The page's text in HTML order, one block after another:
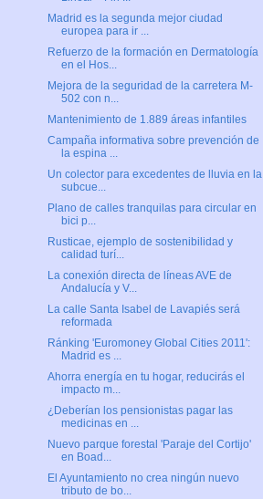
Madrid es la segunda mejor ciudad
europea para ir ...
Refuerzo de la formación en Dermatología
en el Hos...
Mejora de la seguridad de la carretera M-
502 con n...
Mantenimiento de 1.889 áreas infantiles
Campaña informativa sobre prevención de
la espina ...
Un colector para excedentes de lluvia en la
subcue...
Plano de calles tranquilas para circular en
bici p...
Rusticae, ejemplo de sostenibilidad y
calidad turí...
La conexión directa de líneas AVE de
Andalucía y V...
La calle Santa Isabel de Lavapiés será
reformada
Ránking 'Euromoney Global Cities 2011':
Madrid es ...
Ahorra energía en tu hogar, reducirás el
impacto m...
¿Deberían los pensionistas pagar las
medicinas en ...
Nuevo parque forestal 'Paraje del Cortijo'
en Boad...
El Ayuntamiento no crea ningún nuevo
tributo de bo...